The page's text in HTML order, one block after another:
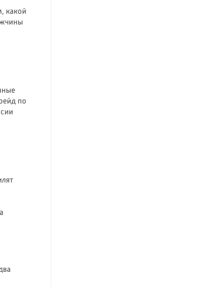
какой
по